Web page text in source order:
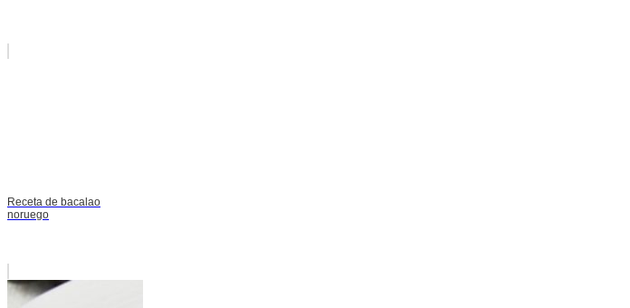
Receta de bacalao
noruego